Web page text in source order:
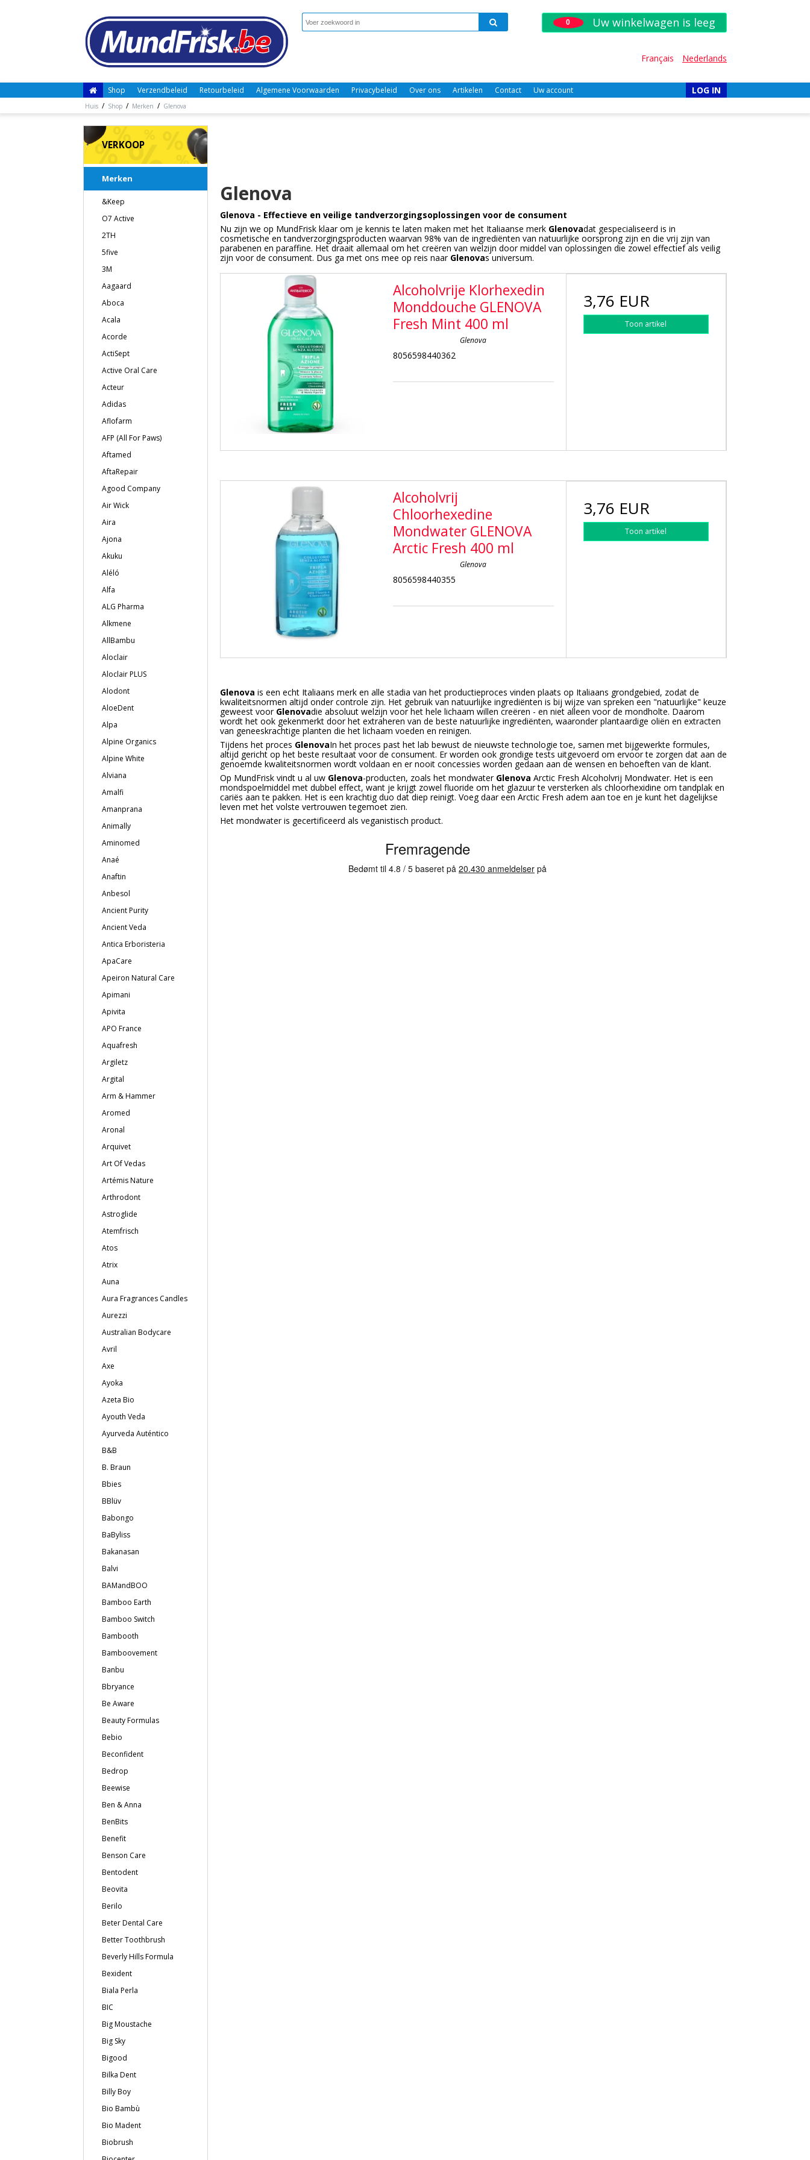
0 Uw winkelwagen is leeg
Français Nederlands
Shop Verzendbeleid Retourbeleid Algemene Voorwaarden Privacybeleid Over ons Artikelen Contact Uw account LOG IN
Huis / Shop / Merken / Glenova
VERKOOP
Merken
&Keep
O7 Active
2TH
5five
3M
Aagaard
Aboca
Acala
Acorde
ActiSept
Active Oral Care
Acteur
Adidas
Aflofarm
AFP (All For Paws)
Aftamed
AftaRepair
Agood Company
Air Wick
Aira
Ajona
Akuku
Aléló
Alfa
ALG Pharma
Alkmene
AllBambu
Aloclair
Aloclair PLUS
Alodont
AloeDent
Alpa
Alpine Organics
Alpine White
Alviana
Amalfi
Amanprana
Animally
Aminomed
Anaé
Anaftin
Anbesol
Ancient Purity
Ancient Veda
Antica Erboristeria
ApaCare
Apeiron Natural Care
Apimani
Apivita
APO France
Aquafresh
Argiletz
Argital
Arm & Hammer
Aromed
Aronal
Arquivet
Art Of Vedas
Artémis Nature
Arthrodont
Astroglide
Atemfrisch
Atos
Atrix
Auna
Aura Fragrances Candles
Aurezzi
Australian Bodycare
Avril
Axe
Ayoka
Azeta Bio
Ayouth Veda
Ayurveda Auténtico
B&B
B. Braun
Bbies
BBlüv
Babongo
BaByliss
Bakanasan
Balvi
BAMandBOO
Bamboo Earth
Bamboo Switch
Bambooth
Bamboovement
Banbu
Bbryance
Be Aware
Beauty Formulas
Bebio
Beconfident
Bedrop
Beewise
Ben & Anna
BenBits
Benefit
Benson Care
Bentodent
Beovita
Berilo
Beter Dental Care
Better Toothbrush
Beverly Hills Formula
Bexident
Biala Perla
BIC
Big Moustache
Big Sky
Bigood
Bilka Dent
Billy Boy
Bio Bambù
Bio Madent
Biobrush
Glenova
Glenova - Effectieve en veilige tandverzorgingsoplossingen voor de consument
Nu zijn we op MundFrisk klaar om je kennis te laten maken met het Italiaanse merk Glenovadat gespecialiseerd is in
cosmetische en tandverzorgingsproducten waarvan 98% van de ingrediënten van natuurlijke oorsprong zijn en die vrij zijn van
parabenen en paraffine. Het draait allemaal om het creëren van welzijn door middel van oplossingen die zowel effectief als veilig
zijn voor de consument. Dus ga met ons mee op reis naar Glenovas universum.
Alcoholvrije Klorhexedin
Monddouche GLENOVA
Fresh Mint 400 ml
Glenova
8056598440362
3,76 EUR
Toon artikel
Alcoholvrij
Chloorhexedine
Mondwater GLENOVA
Arctic Fresh 400 ml
Glenova
8056598440355
3,76 EUR
Toon artikel
Glenova is een echt Italiaans merk en alle stadia van het productieproces vinden plaats op Italiaans grondgebied, zodat de
kwaliteitsnormen altijd onder controle zijn. Het gebruik van natuurlijke ingrediënten is bij wijze van spreken een "natuurlijke" keuze
geweest voor Glenovadie absoluut welzijn voor het hele lichaam willen creëren - en niet alleen voor de mondholte. Daarom
wordt het ook gekenmerkt door het extraheren van de beste natuurlijke ingrediënten, waaronder plantaardige oliën en extracten
van geneeskrachtige planten die het lichaam voeden en reinigen.
Tijdens het proces GlenovaIn het proces past het lab bewust de nieuwste technologie toe, samen met bijgewerkte formules,
altijd gericht op het beste resultaat voor de consument. Er worden ook grondige tests uitgevoerd om ervoor te zorgen dat aan de
genoemde kwaliteitsnormen wordt voldaan en er nooit concessies worden gedaan aan de wensen en behoeften van de klant.
Op MundFrisk vindt u al uw Glenova-producten, zoals het mondwater Glenova Arctic Fresh Alcoholvrij Mondwater. Het is een
mondspoelmiddel met dubbel effect, want je krijgt zowel fluoride om het glazuur te versterken als chloorhexidine om tandplak en
cariës aan te pakken. Het is een krachtig duo dat diep reinigt. Voeg daar een Arctic Fresh adem aan toe en je kunt het dagelijkse
leven met het volste vertrouwen tegemoet zien.
Het mondwater is gecertificeerd als veganistisch product.